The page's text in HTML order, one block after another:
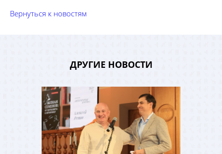
Вернуться к новостям
ДРУГИЕ НОВОСТИ